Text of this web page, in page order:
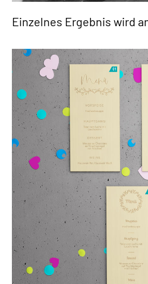
Einzelnes Ergebnis wird